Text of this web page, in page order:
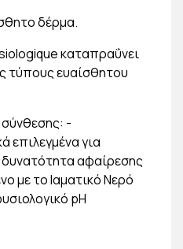
δέρμα.
καταπραΰνει
τύπους ευαίσθητου
σύνθεσης: -
επιλεγμένα για
δυνατότητα αφαίρεσης
με το Ιαματικό Νερό
pH